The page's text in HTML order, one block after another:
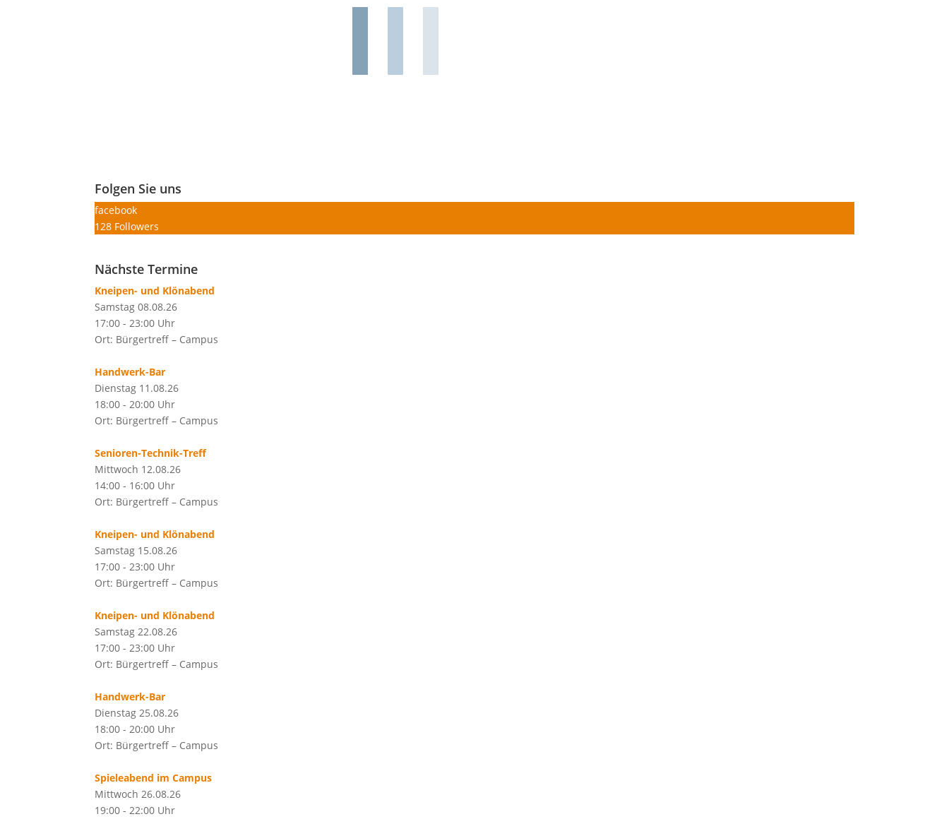
Folgen Sie uns
facebook
128 Followers
Nächste Termine
Kneipen- und Klönabend
Samstag 08.08.26
17:00 - 23:00 Uhr
Ort: Bürgertreff – Campus
Handwerk-Bar
Dienstag 11.08.26
18:00 - 20:00 Uhr
Ort: Bürgertreff – Campus
Senioren-Technik-Treff
Mittwoch 12.08.26
14:00 - 16:00 Uhr
Ort: Bürgertreff – Campus
Kneipen- und Klönabend
Samstag 15.08.26
17:00 - 23:00 Uhr
Ort: Bürgertreff – Campus
Kneipen- und Klönabend
Samstag 22.08.26
17:00 - 23:00 Uhr
Ort: Bürgertreff – Campus
Handwerk-Bar
Dienstag 25.08.26
18:00 - 20:00 Uhr
Ort: Bürgertreff – Campus
Spieleabend im Campus
Mittwoch 26.08.26
19:00 - 22:00 Uhr